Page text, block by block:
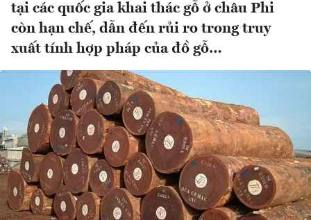
tại các quốc gia khai thác gỗ ở châu Phi
còn hạn chế, dẫn đến rủi ro trong truy
xuất tính hợp pháp của đồ gỗ…